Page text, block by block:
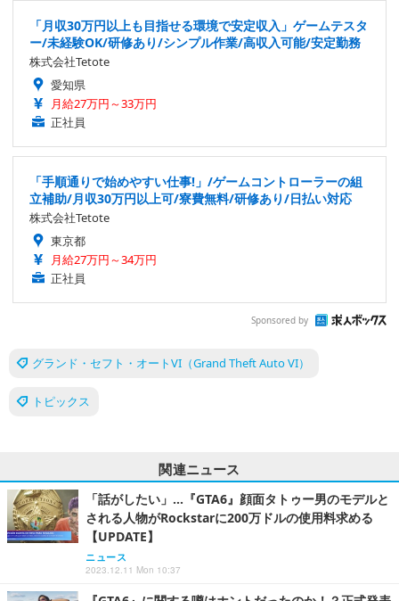
「月収30万円以上も目指せる環境で安定収入」ゲームテスタ
ー/未経験OK/研修あり/シンプル作業/高収入可能/安定勤務
株式会社Tetote
愛知県
月給27万円～33万円
正社員
「手順通りで始めやすい仕事!」/ゲームコントローラーの組
立補助/月収30万円以上可/寮費無料/研修あり/日払い対応
株式会社Tetote
東京都
月給27万円～34万円
正社員
Sponsored by
グランド・セフト・オートVI（Grand Theft Auto VI）
トピックス
関連ニュース
「話がしたい」…『GTA6』顔面タトゥー男のモデルと
される人物がRockstarに200万ドルの使用料求める
【UPDATE】
ニュース
2023.12.11 Mon 10:37